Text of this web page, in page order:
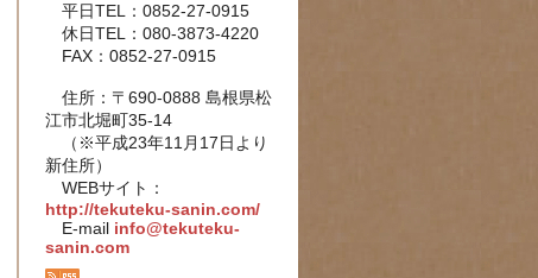
平日TEL：0852-27-0915
休日TEL：080-3873-4220
FAX：0852-27-0915
住所：〒690-0888 島根県松
江市北堀町35-14
（※平成23年11月17日より
新住所）
WEBサイト：
http://tekuteku-sanin.com/
E-mail info@tekuteku-
sanin.com